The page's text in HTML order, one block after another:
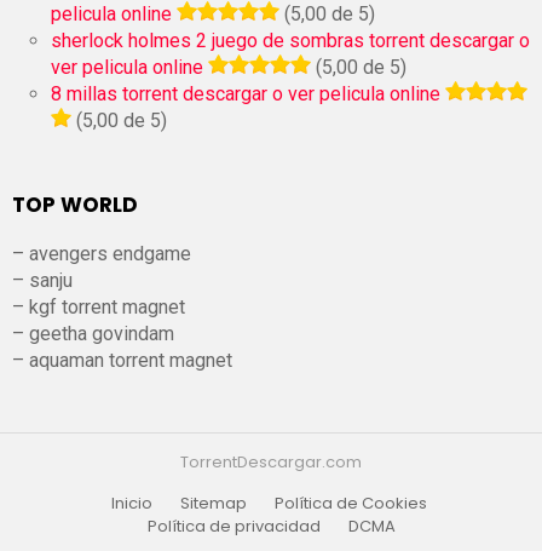
pelicula online
(5,00 de 5)
sherlock holmes 2 juego de sombras torrent descargar o
ver pelicula online
(5,00 de 5)
8 millas torrent descargar o ver pelicula online
(5,00 de 5)
TOP WORLD
– avengers endgame
– sanju
– kgf torrent magnet
– geetha govindam
– aquaman torrent magnet
TorrentDescargar.com
Inicio
Sitemap
Política de Cookies
Política de privacidad
DCMA